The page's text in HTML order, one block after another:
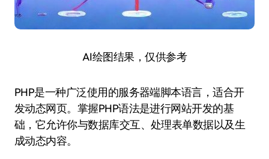
AI绘图结果，仅供参考
PHP是一种广泛使用的服务器端脚本语言，适合开
发动态网页。掌握PHP语法是进行网站开发的基
础，它允许你与数据库交互、处理表单数据以及生
成动态内容。